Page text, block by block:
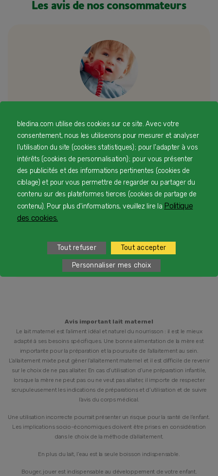
Les avis de nos consommateurs
Besoin d’échanger ou d’un conseil
personnalisé
Une équipe d’experts en nutrition infantile rien que
pour vous 24/7 gratuitement
1 Service et appel gratuits en France hors collectivités
du lundi au vendredi de 9h à 19h et samedi de 9h à 18h
Avis important lait maternel
Le lait maternel est l’aliment idéal et naturel du nourrisson : il est le mieux
adapté à ses besoins spécifiques. Une bonne alimentation de la mère est
importante pour la préparation et la poursuite de l’allaitement au sein.
L’allaitement mixte peut gêner l’allaitement maternel et il est difficile de revenir
sur le choix de ne pas allaiter. En cas d’utilisation d’une préparation infantile,
lorsque la mère ne peut pas ou ne veut pas allaiter, il importe de respecter
scrupuleusement les indications de préparations et d’utilisation et de suivre
l’avis du corps médical.
Une utilisation incorrecte pourrait présenter un risque pour la santé de l’enfant.
Les implications socio-économiques doivent être prises en considération
dans le choix de la méthode d’allaitement.
En plus du lait, l’eau est la seule boisson indispensable.
Bouger, jouer est indispensable au développement de votre enfant.
bledina.com utilise des cookies sur ce site. Avec votre
consentement, nous les utiliserons pour mesurer et analyser
l'utilisation du site (cookies statistiques) ; pour l'adapter à vos
intérêts (cookies de personnalisation) ; pour vous présenter
des publicités et des informations pertinentes (cookies de
ciblage) et pour vous permettre de regarder ou partager du
contenu sur des plateformes tierces (cookies de partage de
contenu). Pour plus d'informations, veuillez lire la Politique
des cookies.
Tout refuser Tout accepter
Personnaliser mes choix